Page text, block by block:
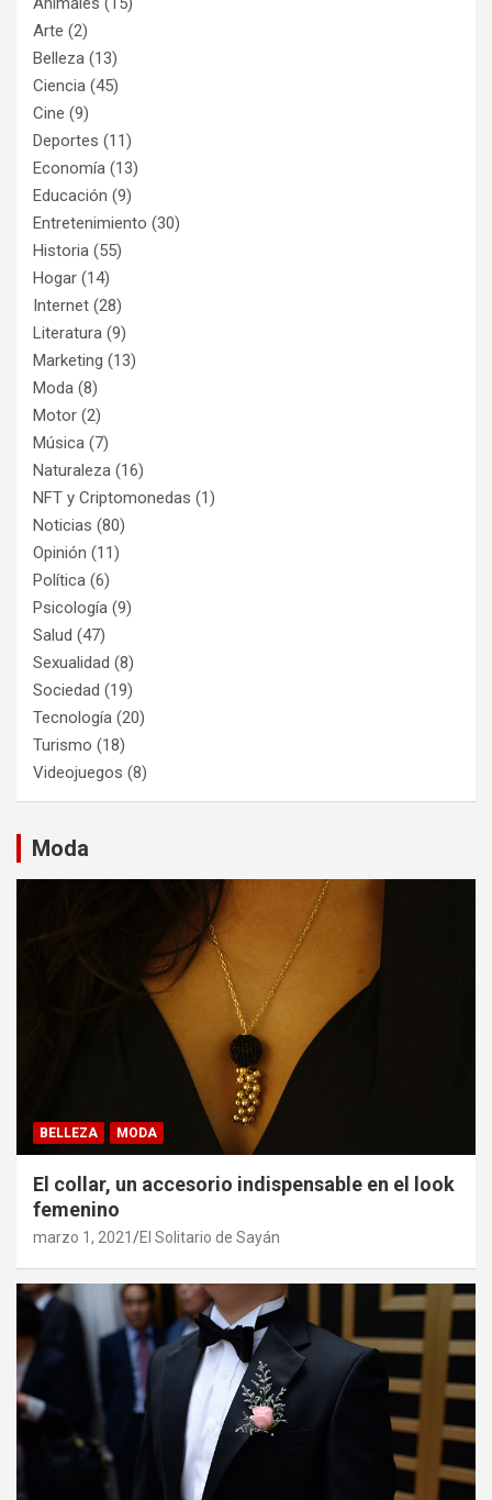
Arte (2)
Belleza (13)
Ciencia (45)
Cine (9)
Deportes (11)
Economía (13)
Educación (9)
Entretenimiento (30)
Historia (55)
Hogar (14)
Internet (28)
Literatura (9)
Marketing (13)
Moda (8)
Motor (2)
Música (7)
Naturaleza (16)
NFT y Criptomonedas (1)
Noticias (80)
Opinión (11)
Política (6)
Psicología (9)
Salud (47)
Sexualidad (8)
Sociedad (19)
Tecnología (20)
Turismo (18)
Videojuegos (8)
Moda
BELLEZA MODA
El collar, un accesorio indispensable en el look
femenino
marzo 1, 2021 El Solitario de Sayán